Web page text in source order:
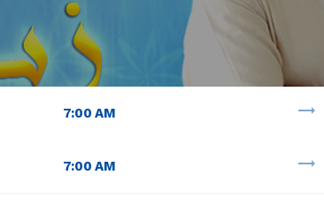
7:00 AM trending_flat
7:00 AM trending_flat